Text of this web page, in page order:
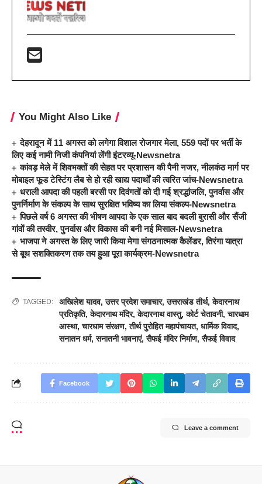
You Might Also Like
देहरादून में 11 अगस्त को लगेगा विशाल रोजगार मेला, 559 पदों पर भर्ती के
लिए कई नामी निजी कंपनियां लेंगी इंटरव्यू-Newsnetra
कांवड़ मेले में शिवभक्तों की सेहत पर प्रशासन की पैनी नजर, नीलकंठ मार्ग पर
मोबाइल फूड टेस्टिंग लैब से हो रही खाद्य पदार्थों की त्वरित जांच-Newsnetra
धराली आपदा की पहली बरसी पर दिवंगतों को दी गई श्रद्धांजलि, पुनर्वास और
पुनर्निर्माण के संकल्प के साथ सुरक्षित भविष्य का लिया संकल्प-Newsnetra
पिछले वर्ष 6 अगस्त की भीषण आपदा के एक साल बाद बदली बुरासी और सैंजी
गांवों की तस्वीर, पुनर्वास और विकास की बनी नई मिसाल-Newsnetra
भाजपा ने अगस्त के लिए जारी किया मेगा संगठनात्मक कैलेंडर, तिरंगा यात्रा
से बूथ सशक्तिकरण तक तय हुआ पूरा कार्यक्रम-Newsnetra
TAGGED: अखिलेश यादव,उत्तर प्रदेश समाचार,उत्तराखंड तीर्थ,केदारनाथ
प्रतिकृति,केदारनाथ मंदिर,केदारनाथ वास्तु,कोर्ट चेतावनी,चारधाम
आस्था,चारधाम संरक्षण,तीर्थ पुरोहित महापंचायत, धार्मिक विवाद,
सनातन धर्म,सनातनी भावनाएं,सैफई मंदिर निर्माण,सैफई विवाद
Facebook
Leave a comment